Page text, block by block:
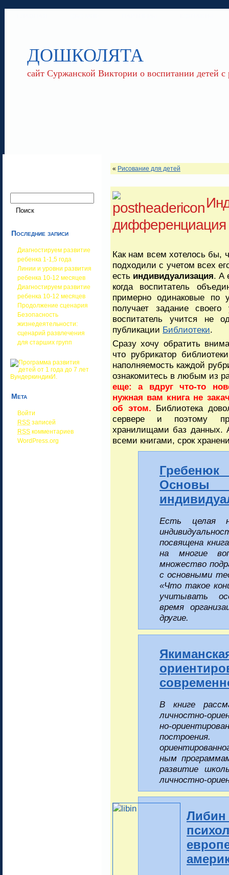
ДОШКОЛЯТА
сайт Суржанской Виктории о воспитании детей
Последние записи
Диагностируем развитие
ребенка 1-1,5 года
Линии и уровни развития
ребенка 10-12 месяцев
Диагностируем развитие
ребенка 10-12 месяцев
Продолжение сценария
Безопасность
жизнедеятельности:
сценарий развлечения
для старших групп
Мета
Войти
RSS записей
RSS комментариев
WordPress.org
« Рисование для детей
дифференциация
Как нам всем хотелось бы,
подходили с учетом всех
есть индивидуализация. А
когда воспитатель
примерно одинаковые по
получает задание
воспитатель учится не
публикации Библиотеки.
Сразу хочу обратить
что рубрикатор
наполняемость каждой
ознакомитесь в любым из
еще: а вдруг что-то
нужная вам книга не
об этом. Библиотека
сервере и поэтому
хранилищами баз данных.
всеми книгами, срок
Есть целая
посвящена
на многие
множество
с основными
«Что такое
учитывать
время
другие.
В книге
личностно-
но-
ным
раз­ви­тие
лич­но­ст­но-